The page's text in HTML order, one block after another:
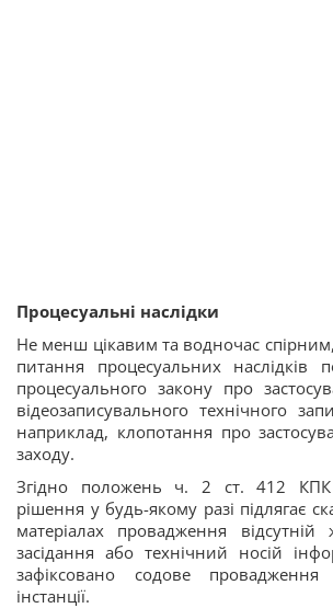
Процесуальні наслідки
Не менш цікавим та водночас
питання процесуальних наслідків
процесуального закону про
відеозаписувального технічного
наприклад, клопотання про
заходу.
Згідно положень ч. 2 ст. 412 КПК
рішення у будь-якому разі підлягає
матеріалах провадження відсутній
засідання або технічний носій
зафіксовано содове
інстанції.